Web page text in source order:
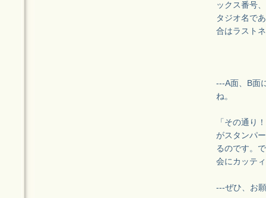
ックス番号
タジオ名で
合はラスト
---A面、B面
ね。
「その通り
がスタンパ
るのです。
会にカッテ
---ぜひ、お